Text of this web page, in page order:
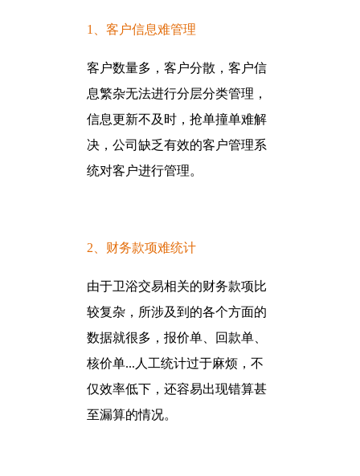
1、客户信息难管理
客户数量多，客户分散，客户信
息繁杂无法进行分层分类管理，
信息更新不及时，抢单撞单难解
决，公司缺乏有效的客户管理系
统对客户进行管理。
2、财务款项难统计
由于卫浴交易相关的财务款项比
较复杂，所涉及到的各个方面的
数据就很多，报价单、回款单、
核价单...人工统计过于麻烦，不
仅效率低下，还容易出现错算甚
至漏算的情况。